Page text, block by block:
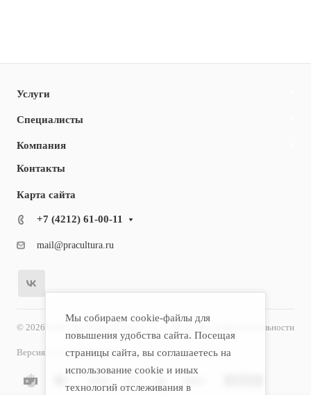
Услуги
Специалисты
Компания
Контакты
Карта сайта
+7 (4212) 61-00-11
mail@pracultura.ru
© 2026 ООО "Хороший Доктор" Политика конфиденциальности
Версия для слабовидящих
Мы собираем cookie-файлы для
повышения удобства сайта. Посещая
страницы сайта, вы соглашаетесь на
использование cookie и иных
технологий отслеживания в